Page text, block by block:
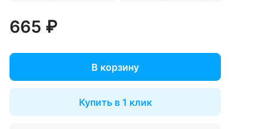
665 ₽
В корзину
Купить в 1 клик